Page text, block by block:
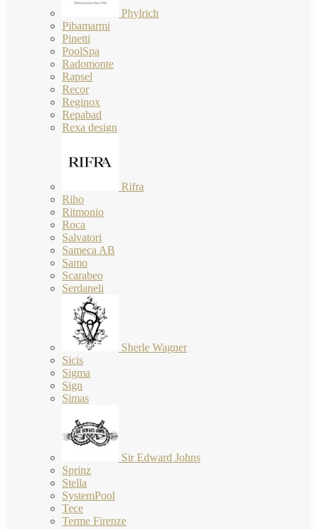
Phylrich
Pibamarmi
Pinetti
PoolSpa
Radomonte
Rapsel
Recor
Reginox
Repabad
Rexa design
Rifra
Riho
Ritmonio
Roca
Salvatori
Sameca AB
Samo
Scarabeo
Serdaneli
Sherle Wagner
Sicis
Sigma
Sign
Simas
Sir Edward Johns
Sprinz
Stella
SystemPool
Tece
Terme Firenze